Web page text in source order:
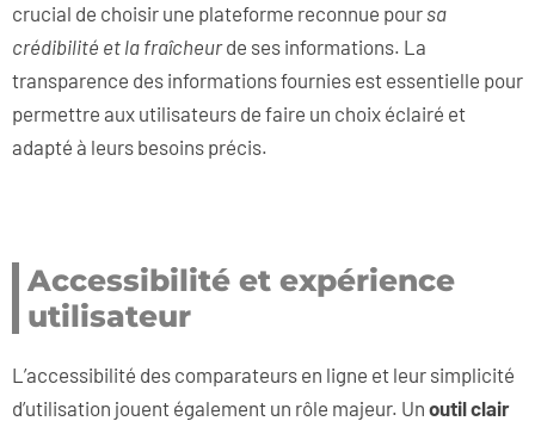
crucial de choisir une plateforme reconnue pour sa
crédibilité et la fraîcheurde ses informations. La
transparence des informations fournies est essentielle pour
permettre aux utilisateurs de faire un choix éclairé et
adapté à leurs besoins précis.
Accessibilité et expérience
utilisateur
L’accessibilité des comparateurs en ligne et leur simplicité
d’utilisation jouent également un rôle majeur. Un outil clair